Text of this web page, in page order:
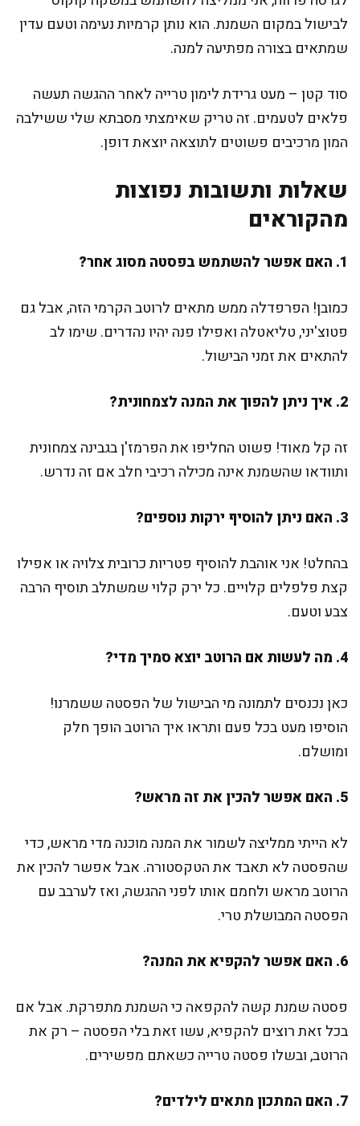
לבישול במקום השמנת. הוא נותן קרמיות נעימה וטעם עדין
שמתאים בצורה מפתיעה למנה.
סוד קטן – מעט גרידת לימון טרייה לאחר ההגשה תעשה
פלאים לטעמים. זה טריק שאימצתי מסבתא שלי ששילבה
המון מרכיבים פשוטים לתוצאה יוצאת דופן.
שאלות ותשובות נפוצות
מהקוראים
1. האם אפשר להשתמש בפסטה מסוג אחר?
כמובן! הפרפדלה ממש מתאים לרוטב הקרמי הזה, אבל גם
פטוצ'יני, טליאטלה ואפילו פנה יהיו נהדרים. שימו לב
להתאים את זמני הבישול.
2. איך ניתן להפוך את המנה לצמחונית?
זה קל מאוד! פשוט החליפו את הפרמז'ן בגבינה צמחונית
ותוודאו שהשמנת אינה מכילה רכיבי חלב אם זה נדרש.
3. האם ניתן להוסיף ירקות נוספים?
בהחלט! אני אוהבת להוסיף פטריות כרובית צלויה או אפילו
קצת פלפלים קלויים. כל ירק קלוי שמשתלב תוסיף הרבה
צבע וטעם.
4. מה לעשות אם הרוטב יוצא סמיך מדי?
כאן נכנסים לתמונה מי הבישול של הפסטה ששמרנו!
הוסיפו מעט בכל פעם ותראו איך הרוטב הופך חלק
ומושלם.
5. האם אפשר להכין את זה מראש?
לא הייתי ממליצה לשמור את המנה מוכנה מדי מראש, כדי
שהפסטה לא תאבד את הטקסטורה. אבל אפשר להכין את
הרוטב מראש ולחמם אותו לפני ההגשה, ואז לערבב עם
הפסטה המבושלת טרי.
6. האם אפשר להקפיא את המנה?
פסטה שמנת קשה להקפאה כי השמנת מתפרקת. אבל אם
בכל זאת רוצים להקפיא, עשו זאת בלי הפסטה – רק את
הרוטב, ובשלו פסטה טרייה כשאתם מפשירים.
7. האם המתכון מתאים לילדים?